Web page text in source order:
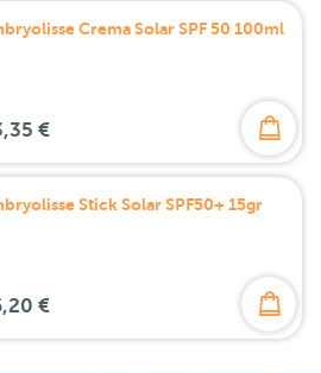
Crema Solar SPF 50 100ml
€
Stick Solar SPF50+ 15gr
€